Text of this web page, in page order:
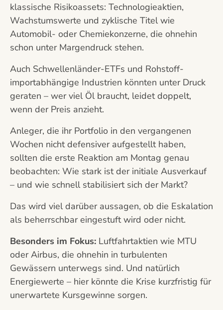
klassische Risikoassets: Technologieaktien,
Wachstumswerte und zyklische Titel wie
Automobil- oder Chemiekonzerne, die ohnehin
schon unter Margendruck stehen.
Auch Schwellenländer-ETFs und Rohstoff-
importabhängige Industrien könnten unter Druck
geraten – wer viel Öl braucht, leidet doppelt,
wenn der Preis anzieht.
Anleger, die ihr Portfolio in den vergangenen
Wochen nicht defensiver aufgestellt haben,
sollten die erste Reaktion am Montag genau
beobachten: Wie stark ist der initiale Ausverkauf
– und wie schnell stabilisiert sich der Markt?
Das wird viel darüber aussagen, ob die Eskalation
als beherrschbar eingestuft wird oder nicht.
Besonders im Fokus: Luftfahrtaktien wie MTU
oder Airbus, die ohnehin in turbulenten
Gewässern unterwegs sind. Und natürlich
Energiewerte – hier könnte die Krise kurzfristig für
unerwartete Kursgewinne sorgen.